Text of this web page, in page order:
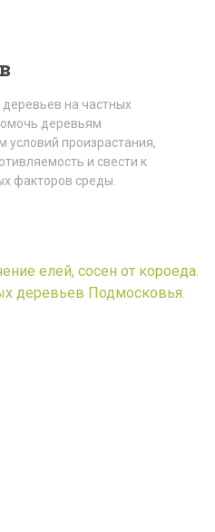
на частных
деревьям
условий произрастания,
и свести к
факторов среды.